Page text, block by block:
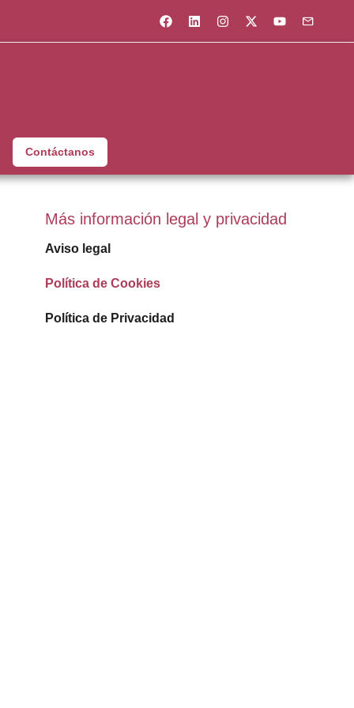
Contáctanos
Más información legal y privacidad
Aviso legal
Política de Cookies
Política de Privacidad